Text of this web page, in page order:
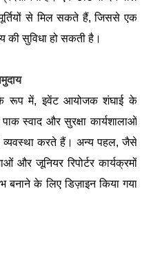
से मिल सकते हैं, जिससे एक
सुविधा हो सकती है।
रूप में, इवेंट आयोजक शंघाई के
स्वाद और सुरक्षा कार्यशालाओं
व्यवस्था करते हैं। अन्य पहल, जैसे
और जूनियर रिपोर्टर कार्यक्रमों
के लिए डिज़ाइन किया गया